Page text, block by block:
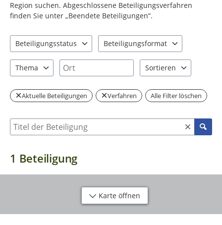
Region suchen. Abgeschlossene Beteiligungsverfahren
finden Sie unter „Beendete Beteiligungen“.
Beteiligungsstatus
Beteiligungsformat
Thema
Ort
Sortieren
Aktuelle Beteiligungen Verfahren Alle Filter löschen
Suche nach Beteiligung
1 Beteiligung
Karte öffnen